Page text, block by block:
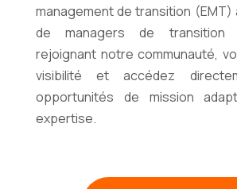
management de transition (EMT)
de managers de transition
rejoignant notre communauté,
visibilité et accédez
opportunités de mission
expertise.